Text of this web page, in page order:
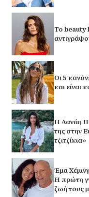
Το beauty
Οι 5
και είναι
Η Δανάη
της στην
τζιτζίκια»
Έμα
Η πρώτη
ζωή τους